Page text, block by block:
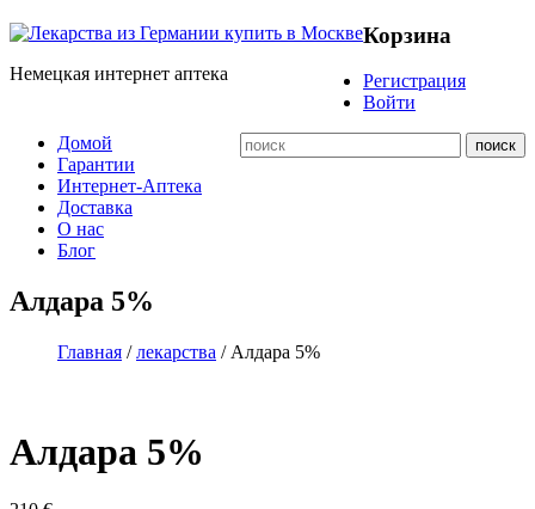
Немецкая интернет аптека
Корзина
Регистрация
Войти
Домой
Гарантии
Интернет-Аптека
Доставка
О нас
Блог
Алдара 5%
Главная /лекарства / Алдара 5%
Алдара 5%